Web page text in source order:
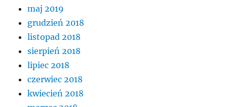
maj 2019
grudzień 2018
listopad 2018
sierpień 2018
lipiec 2018
czerwiec 2018
kwiecień 2018